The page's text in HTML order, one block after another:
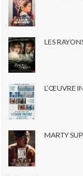
LES
L’ŒUVRE
MARTY